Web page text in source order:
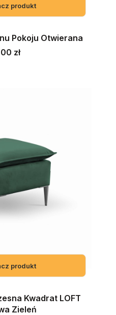
produkt
Pokoju Otwierana
zł
produkt
Kwadrat LOFT
Zieleń